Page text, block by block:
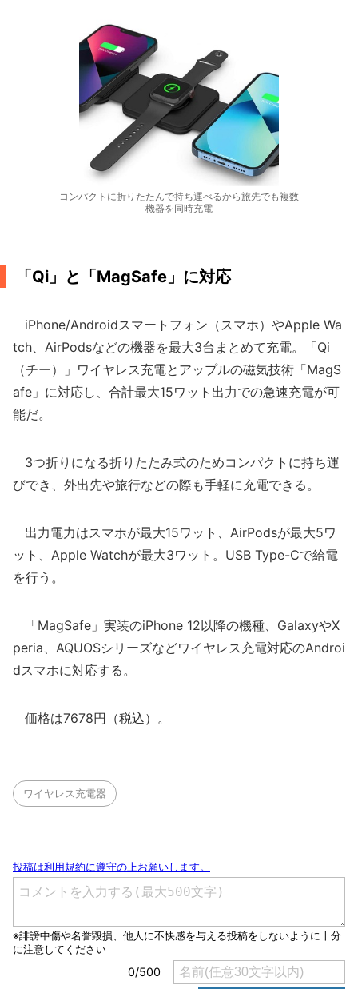
コンパクトに折りたたんで持ち運べるから旅先でも複数
機器を同時充電
「Qi」と「MagSafe」に対応
iPhone/Androidスマートフォン（スマホ）やApple Wa
tch、AirPodsなどの機器を最大3台まとめて充電。「Qi
（チー）」ワイヤレス充電とアップルの磁気技術「MagS
afe」に対応し、合計最大15ワット出力での急速充電が可
能だ。
3つ折りになる折りたたみ式のためコンパクトに持ち運
びでき、外出先や旅行などの際も手軽に充電できる。
出力電力はスマホが最大15ワット、AirPodsが最大5ワ
ット、Apple Watchが最大3ワット。USB Type-Cで給電
を行う。
「MagSafe」実装のiPhone 12以降の機種、GalaxyやX
peria、AQUOSシリーズなどワイヤレス充電対応のAndroi
dスマホに対応する。
価格は7678円（税込）。
ワイヤレス充電器